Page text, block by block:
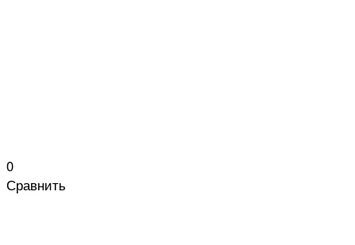
0
Сравнить